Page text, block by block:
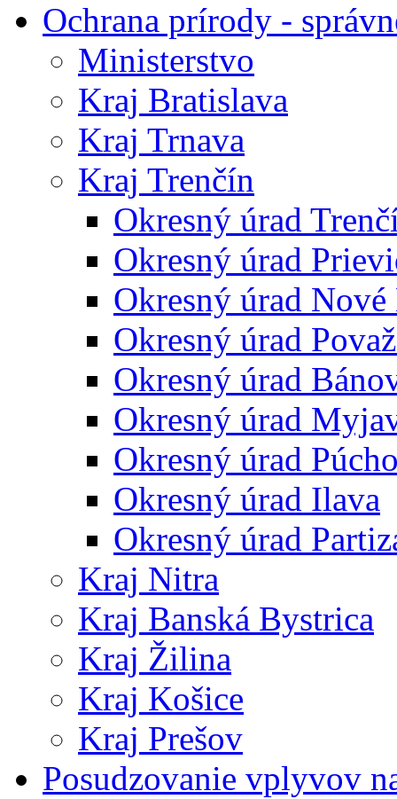
Ochrana prírody -
Ministerstvo
Kraj Bratislava
Kraj Trnava
Kraj Trenčín
Okresný úrad
Okresný úrad
Okresný úrad
Okresný úrad
Okresný úrad
Okresný úrad
Okresný úrad
Okresný úrad Ilava
Okresný úrad
Kraj Nitra
Kraj Banská Bystrica
Kraj Žilina
Kraj Košice
Kraj Prešov
Posudzovanie vplyvov